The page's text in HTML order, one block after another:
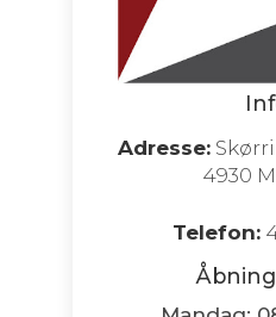
Adresse:
4930
Telefon: